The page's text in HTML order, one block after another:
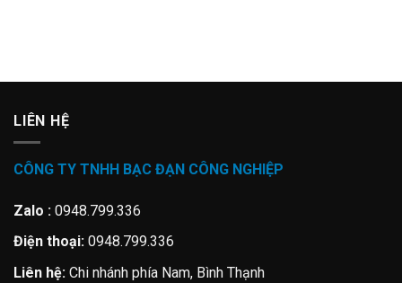
LIÊN HỆ
CÔNG TY TNHH BẠC ĐẠN CÔNG NGHIỆP
Zalo : 0948.799.336
Điện thoại: 0948.799.336
Liên hệ: Chi nhánh phía Nam, Bình Thạnh